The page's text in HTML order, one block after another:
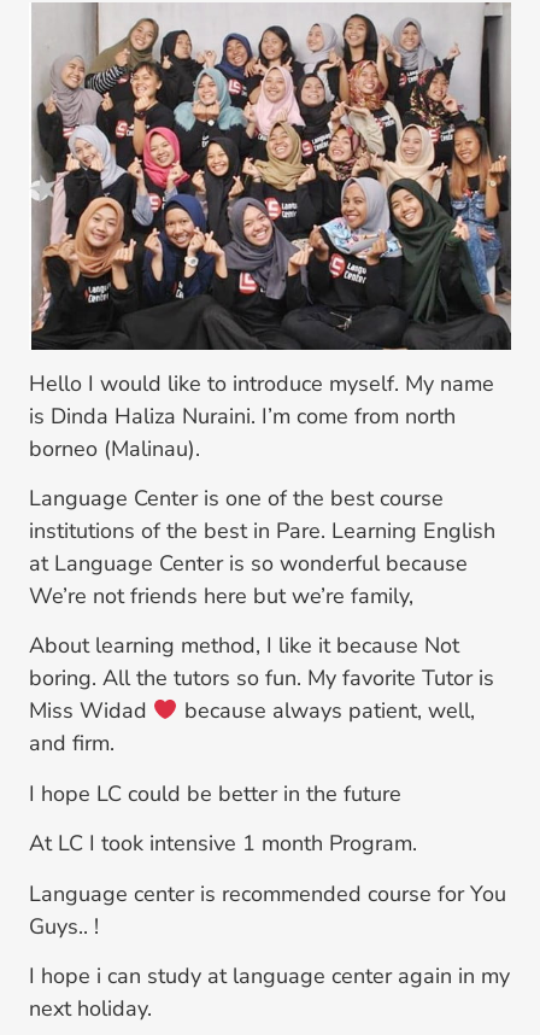
Hello I would like to introduce myself. My name
is Dinda Haliza Nuraini. I’m come from north
borneo (Malinau).
Language Center is one of the best course
institutions of the best in Pare. Learning English
at Language Center is so wonderful because
We’re not friends here but we’re family,
About learning method, I like it because Not
boring. All the tutors so fun. My favorite Tutor is
Miss Widad
because always patient, well,
and firm.
I hope LC could be better in the future
At LC I took intensive 1 month Program.
Language center is recommended course for You
Guys.. !
I hope i can study at language center again in my
next holiday.